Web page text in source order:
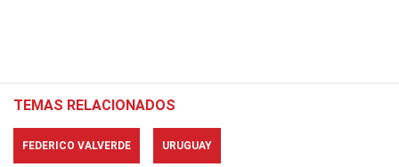
TEMAS RELACIONADOS
FEDERICO VALVERDE URUGUAY